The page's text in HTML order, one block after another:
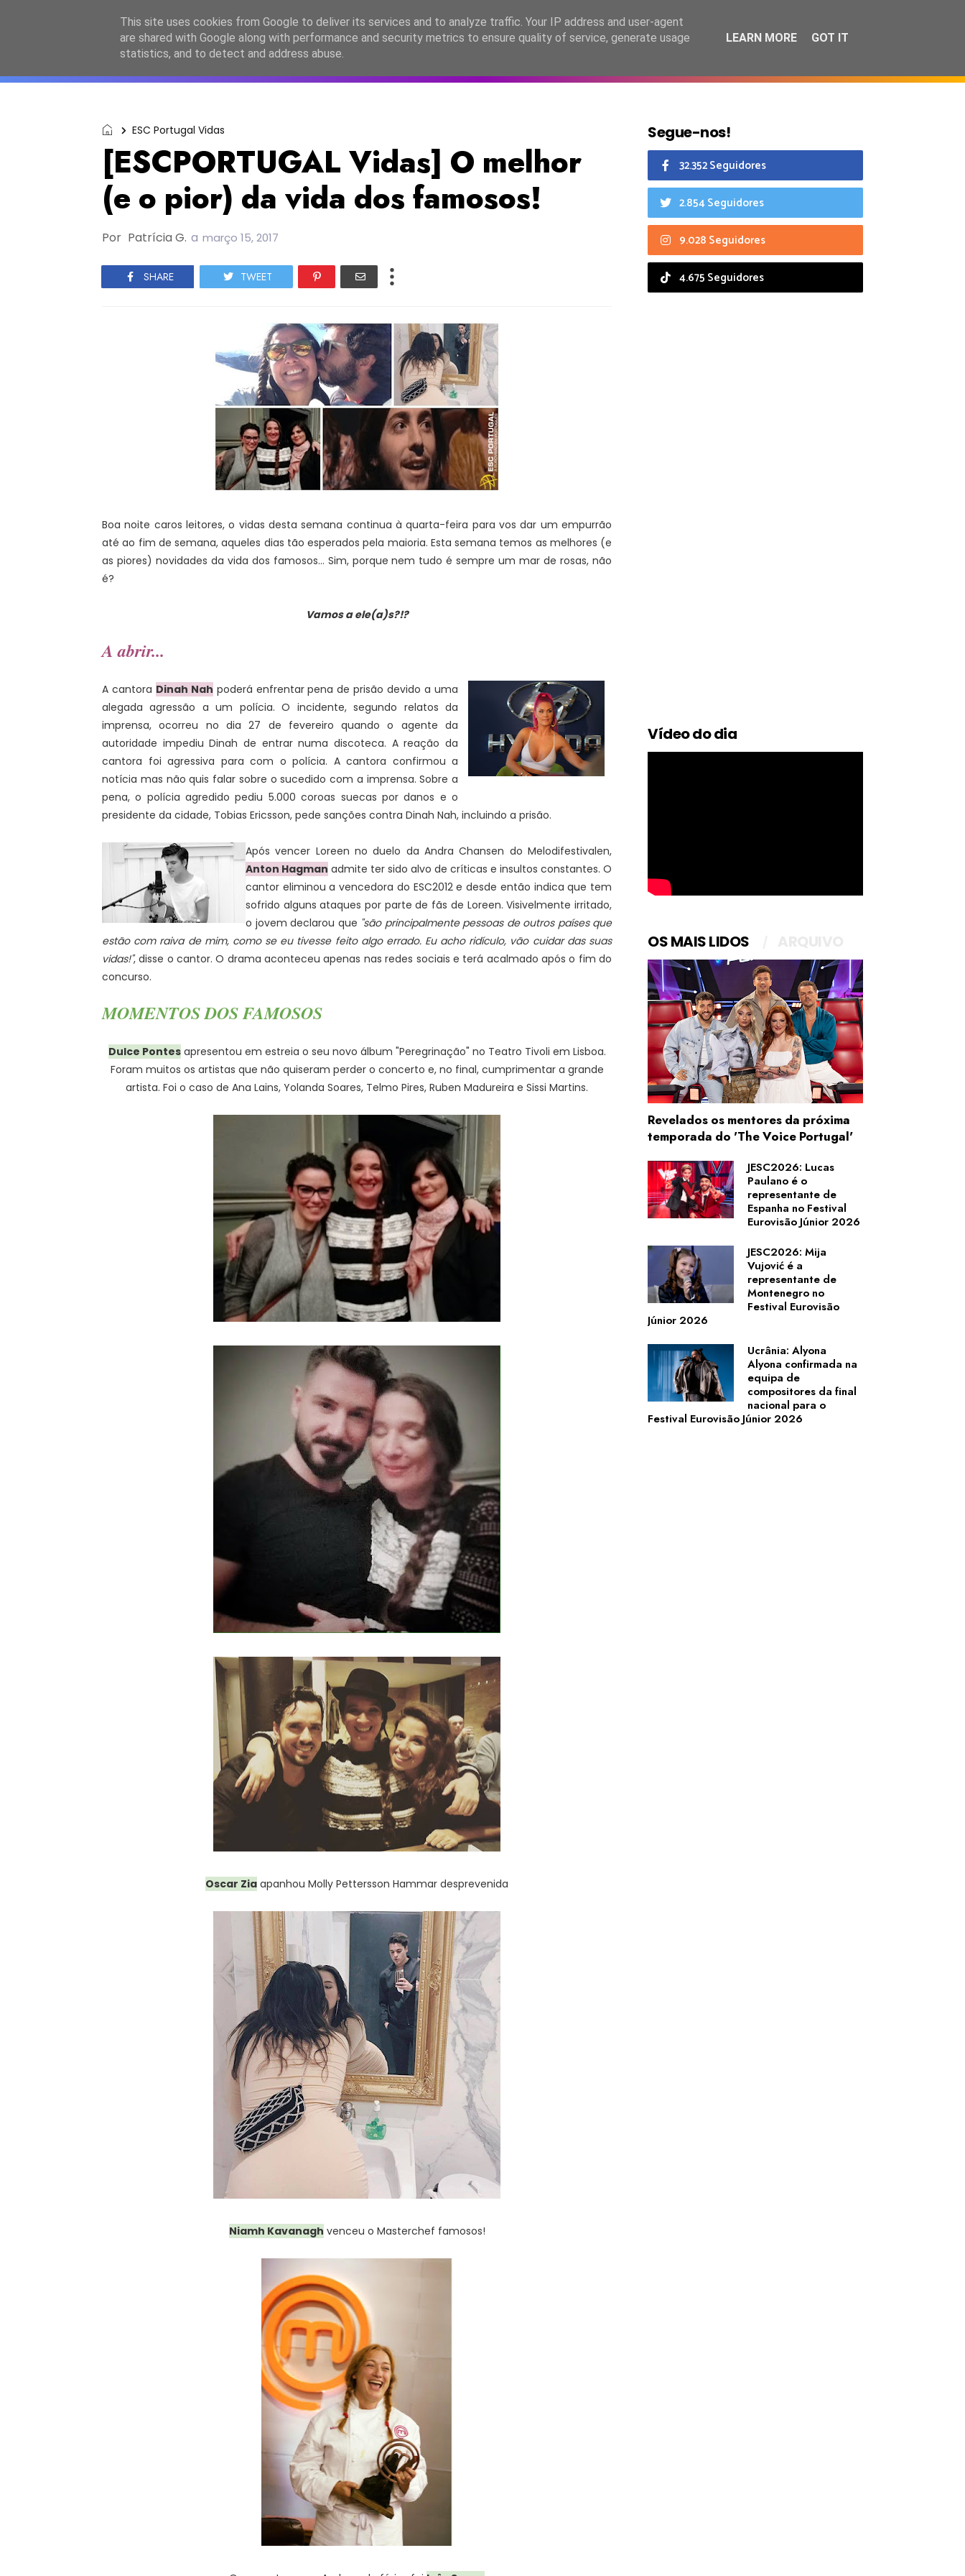
ESC2027 JESC2026 FC2026 EASC2026 PORTUGAL LANÇAMENTOS ESPECIAIS CALENDÁRIO
ESC Portugal Vidas
[ESCPORTUGAL Vidas] O melhor
(e o pior) da vida dos famosos!
Por Patrícia G. a março 15, 2017
SHARE TWEET
Boa noite caros leitores, o vidas desta semana continua à quarta-feira para vos dar um empurrão
até ao fim de semana, aqueles dias tão esperados pela maioria. Esta semana temos as melhores (e
as piores) novidades da vida dos famosos... Sim, porque nem tudo é sempre um mar de rosas, não
é?
Vamos a ele(a)s?!?
A abrir...
A cantora Dinah Nah poderá enfrentar pena de prisão devido a uma
alegada agressão a um polícia. O incidente, segundo relatos da
imprensa, ocorreu no dia 27 de fevereiro quando o agente da
autoridade impediu Dinah de entrar numa discoteca. A reação da
cantora foi agressiva para com o polícia. A cantora confirmou a
notícia mas não quis falar sobre o sucedido com a imprensa. Sobre a
pena, o polícia agredido pediu 5.000 coroas suecas por danos e o
presidente da cidade, Tobias Ericsson, pede sanções contra Dinah Nah, incluindo a prisão.
Após vencer Loreen no duelo da Andra Chansen do Melodifestivalen,
Anton Hagman admite ter sido alvo de críticas e insultos constantes. O
cantor eliminou a vencedora do ESC2012 e desde então indica que tem
sofrido alguns ataques por parte de fãs de Loreen. Visivelmente irritado,
o jovem declarou que "são principalmente pessoas de outros países que
estão com raiva de mim, como se eu tivesse feito algo errado. Eu acho ridículo, vão cuidar das suas
vidas!", disse o cantor. O drama aconteceu apenas nas redes sociais e terá acalmado após o fim do
concurso.
MOMENTOS DOS FAMOSOS
Dulce Pontesapresentou em estreia o seu novo álbum "Peregrinação" no Teatro Tivoli em Lisboa.
Foram muitos os artistas que não quiseram perder o concerto e, no final, cumprimentar a grande
artista. Foi o caso de Ana Lains, Yolanda Soares, Telmo Pires, Ruben Madureira e Sissi Martins.
Oscar Zia apanhou Molly Pettersson Hammar desprevenida
Niamh Kavanagh venceu o Masterchef famosos!
Segue-nos!
32.352 Seguidores
2.854 Seguidores
9.028 Seguidores
4.675 Seguidores
Vídeo do dia
OS MAIS LIDOS
Revelados os mentores da próxima
temporada do 'The Voice Portugal'
JESC2026: Lucas
Paulano é o
representante de
Espanha no Festival
Eurovisão Júnior 2026
JESC2026: Mija
Vujović é a
representante de
Montenegro no
Festival Eurovisão
Júnior 2026
Ucrânia: Alyona
Alyona confirmada na
equipa de
compositores da final
nacional para o
Festival Eurovisão Júnior 2026
This site uses cookies from Google to deliver its services and to analyze traffic. Your IP address and user-agent
are shared with Google along with performance and security metrics to ensure quality of service, generate usage
statistics, and to detect and address abuse.
LEARN MORE GOT IT